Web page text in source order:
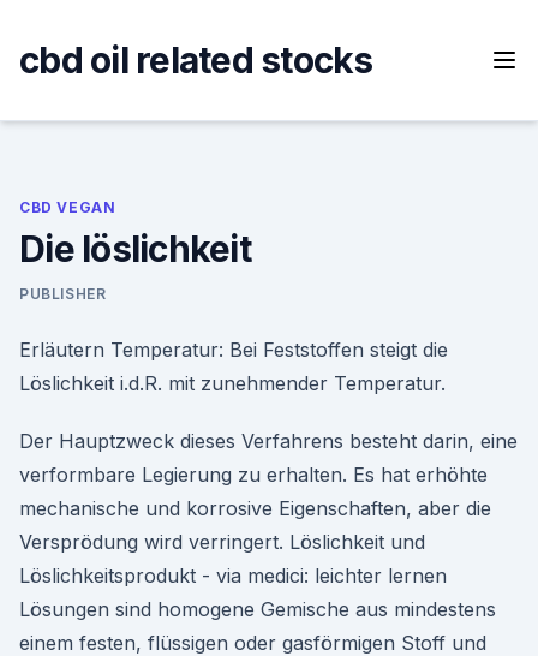
content
cbd oil related stocks
CBD VEGAN
Die löslichkeit
PUBLISHER
Erläutern Temperatur: Bei Feststoffen steigt die
Löslichkeit i.d.R. mit zunehmender Temperatur.
Der Hauptzweck dieses Verfahrens besteht darin, eine
verformbare Legierung zu erhalten. Es hat erhöhte
mechanische und korrosive Eigenschaften, aber die
Versprödung wird verringert. Löslichkeit und
Löslichkeitsprodukt - via medici: leichter lernen
Lösungen sind homogene Gemische aus mindestens
einem festen, flüssigen oder gasförmigen Stoff und